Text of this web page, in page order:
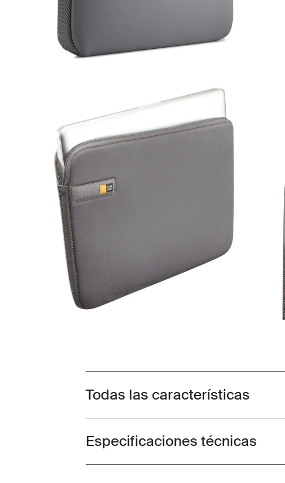
Toggle features
Todas las características
Toggle techspec
Especificaciones técnicas